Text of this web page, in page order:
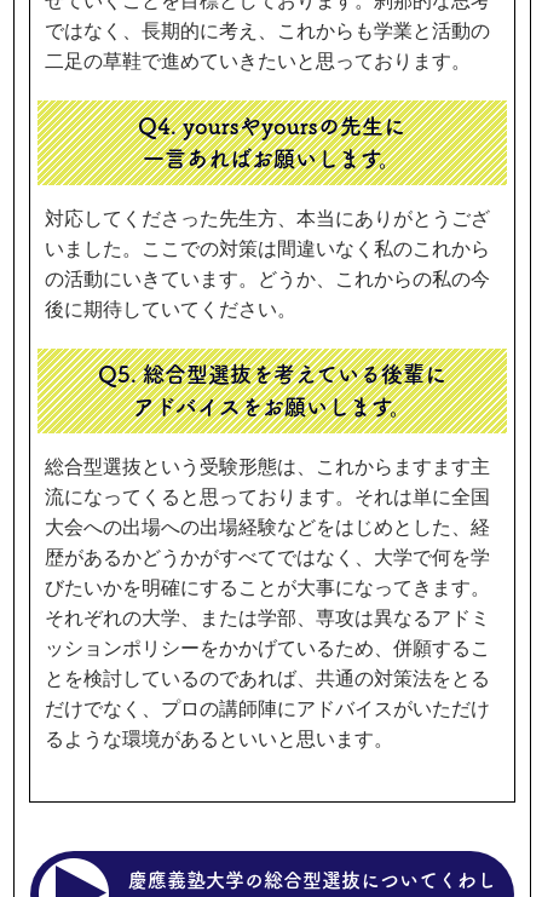
ではなく、長期的に考え、これからも学業と活動の
二足の草鞋で進めていきたいと思っております。
Q4. yoursやyoursの先生に
一言あればお願いします。
対応してくださった先生方、本当にありがとうござ
いました。ここでの対策は間違いなく私のこれから
の活動にいきています。どうか、これからの私の今
後に期待していてください。
Q5. 総合型選抜を考えている後輩に
アドバイスをお願いします。
総合型選抜という受験形態は、これからますます主
流になってくると思っております。それは単に全国
大会への出場への出場経験などをはじめとした、経
歴があるかどうかがすべてではなく、大学で何を学
びたいかを明確にすることが大事になってきます。
それぞれの大学、または学部、専攻は異なるアドミ
ッションポリシーをかかげているため、併願するこ
とを検討しているのであれば、共通の対策法をとる
だけでなく、プロの講師陣にアドバイスがいただけ
るような環境があるといいと思います。
慶應義塾大学の総合型選抜についてくわし